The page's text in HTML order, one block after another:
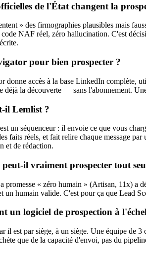
de l'État changent la
» des firmographies plausibles mais
NAF réel, zéro hallucination. C'est
pour bien prospecter ?
donne accès à la base LinkedIn complète,
déjà la découverte — sans l'abonnement.
il Lemlist ?
un séquenceur : il envoie ce que vous
faits réels, et fait relire chaque message
et de rédaction.
il vraiment prospecter tout
promesse « zéro humain » (Artisan, 11x) a
un humain valide. C'est pour ça que Lead
un logiciel de prospection à
il est par siège, à un siège. Une équipe de
que de la capacité d'envoi, pas du